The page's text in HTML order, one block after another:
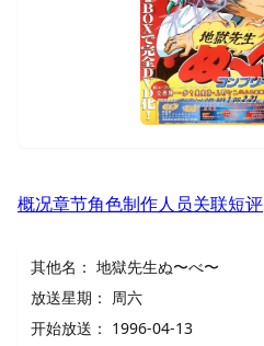
概况章节角色制作人员关联短评
其他名： 地獄先生ぬ〜べ〜
放送星期：
周六
开始放送： 1996-04-13